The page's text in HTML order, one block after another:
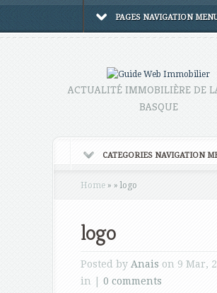
PAGES NAVIGATION
ACTUALITÉ IMMOBILIÈRE DE
BASQUE
CATEGORIES NAVIGATION
Home » » logo
logo
Posted by Anais on 9 Mar,
in | 0 comments